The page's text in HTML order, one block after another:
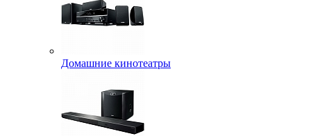
Домашние кинотеатры